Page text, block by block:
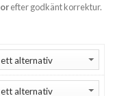
efter godkänt korrektur.